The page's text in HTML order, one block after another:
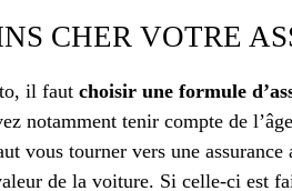
CHER VOTRE
il faut choisir une formule
notamment tenir compte de
vous tourner vers une
de la voiture. Si celle-ci est